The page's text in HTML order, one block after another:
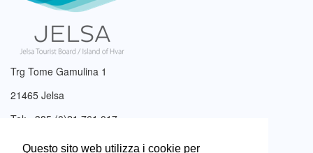
Questo sito web utilizza i cookie per
Trg Tome Gamulina 1
21465 Jelsa
Tel: +385 (0)21 761 017
Email:info@tzjelsa.hr